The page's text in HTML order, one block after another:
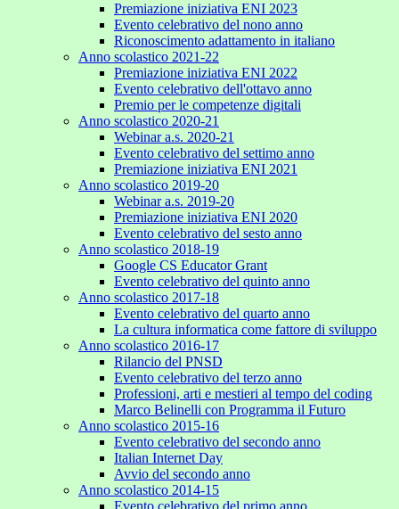
Premiazione iniziativa ENI 2023
Evento celebrativo del nono anno
Riconoscimento adattamento in italiano
Anno scolastico 2021-22
Premiazione iniziativa ENI 2022
Evento celebrativo dell'ottavo anno
Premio per le competenze digitali
Anno scolastico 2020-21
Webinar a.s. 2020-21
Evento celebrativo del settimo anno
Premiazione iniziativa ENI 2021
Anno scolastico 2019-20
Webinar a.s. 2019-20
Premiazione iniziativa ENI 2020
Evento celebrativo del sesto anno
Anno scolastico 2018-19
Google CS Educator Grant
Evento celebrativo del quinto anno
Anno scolastico 2017-18
Evento celebrativo del quarto anno
La cultura informatica come fattore di sviluppo
Anno scolastico 2016-17
Rilancio del PNSD
Evento celebrativo del terzo anno
Professioni, arti e mestieri al tempo del coding
Marco Belinelli con Programma il Futuro
Anno scolastico 2015-16
Evento celebrativo del secondo anno
Italian Internet Day
Avvio del secondo anno
Anno scolastico 2014-15
Evento celebrativo del primo anno